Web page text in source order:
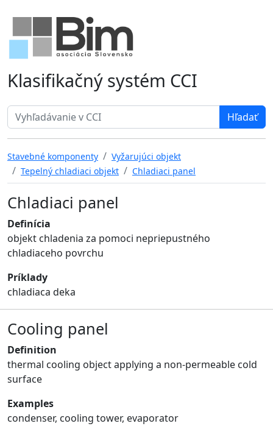
Klasifikačný systém CCI
Search term
Stavebné komponenty
Vyžarujúci objekt
Tepelný chladiaci objekt
Chladiaci panel
Chladiaci panel
Definícia
objekt chladenia za pomoci nepriepustného
chladiaceho povrchu
Príklady
chladiaca deka
Cooling panel
Definition
thermal cooling object applying a non-permeable cold
surface
Examples
condenser, cooling tower, evaporator